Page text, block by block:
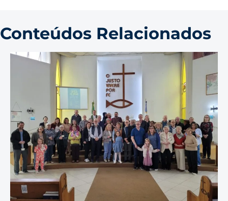
Conteúdos Relacionados